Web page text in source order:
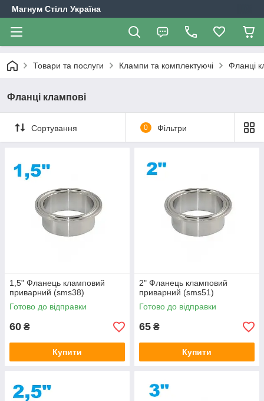
Магнум Стілл Україна
Товари та послуги Клампи та комплектуючі Фланці
Фланці клампові
Сортування 0 Фільтри
1,5" Фланець кламповий
приварний (sms38)
Готово до відправки
60 ₴
Купити
2" Фланець кламповий
приварний (sms51)
Готово до відправки
65 ₴
Купити